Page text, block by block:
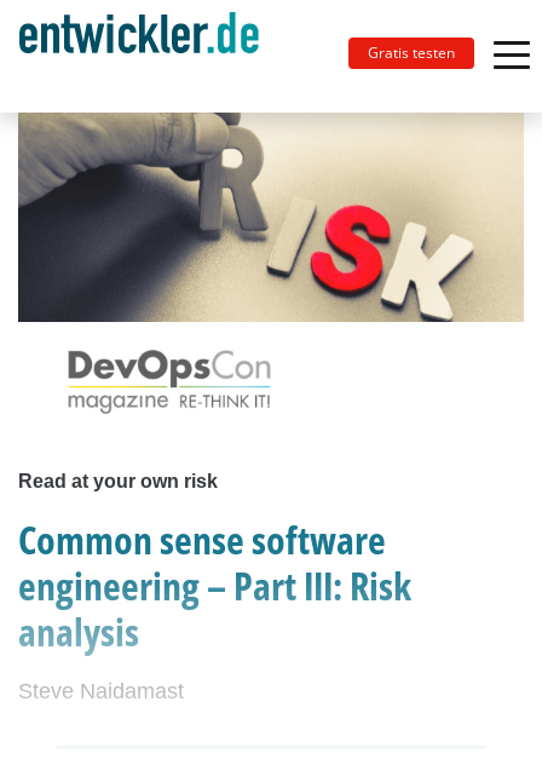
Gratis testen
Read at your own risk
Common sense software
engineering – Part III: Risk
analysis
Steve Naidamast